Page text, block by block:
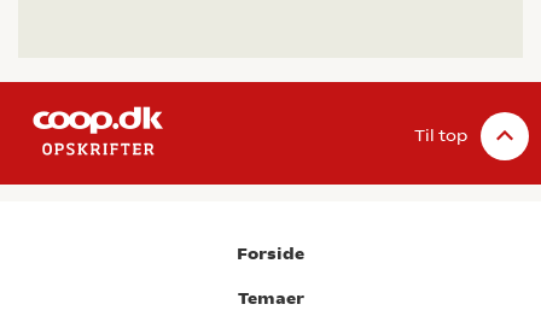
Til top
Forside
Temaer